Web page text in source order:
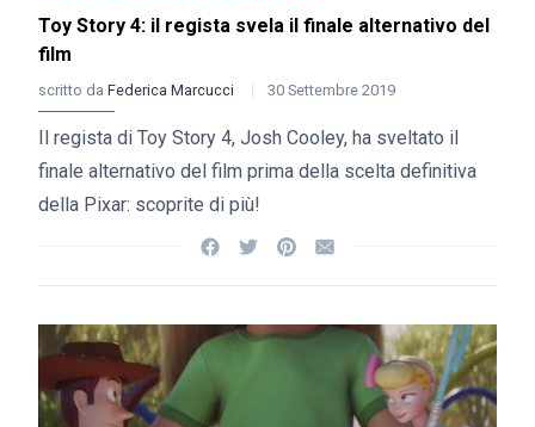
Toy Story 4: il regista svela il finale alternativo del
film
scritto da Federica Marcucci 30 Settembre 2019
Il regista di Toy Story 4, Josh Cooley, ha sveltato il
finale alternativo del film prima della scelta definitiva
della Pixar: scoprite di più!